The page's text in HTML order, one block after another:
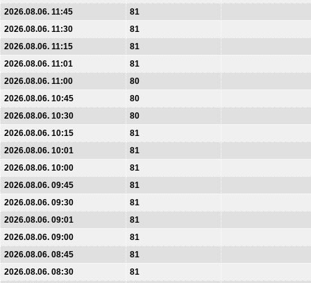
2026.08.06. 11:45
81
2026.08.06. 11:30
81
2026.08.06. 11:15
81
2026.08.06. 11:01
81
2026.08.06. 11:00
80
2026.08.06. 10:45
80
2026.08.06. 10:30
80
2026.08.06. 10:15
81
2026.08.06. 10:01
81
2026.08.06. 10:00
81
2026.08.06. 09:45
81
2026.08.06. 09:30
81
2026.08.06. 09:01
81
2026.08.06. 09:00
81
2026.08.06. 08:45
81
2026.08.06. 08:30
81